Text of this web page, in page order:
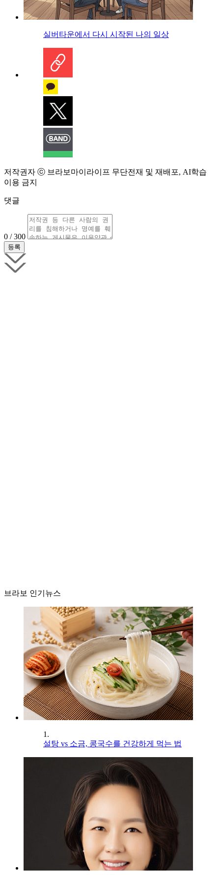
실버타운에서 다시 시작된 나의 일상
저작권자 ⓒ 브라보마이라이프 무단전재 및 재배포, AI학습
이용 금지
댓글
0 / 300
브라보 인기뉴스
1.
설탕 vs 소금, 콩국수를 건강하게 먹는 법